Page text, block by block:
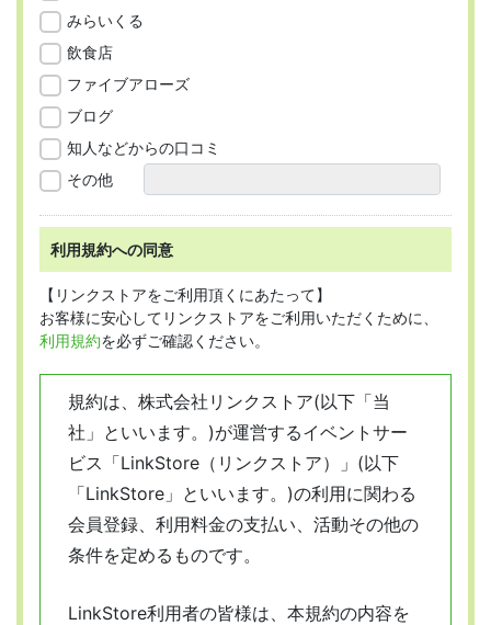
みらいくる
飲食店
ファイブアローズ
ブログ
知人などからの口コミ
その他
利用規約への同意
【リンクストアをご利用頂くにあたって】
お客様に安心してリンクストアをご利用いただくために、
利用規約を必ずご確認ください。
規約は、株式会社リンクストア(以下「当
社」といいます。)が運営するイベントサー
ビス「LinkStore（リンクストア）」(以下
「LinkStore」といいます。)の利用に関わる
会員登録、利用料金の支払い、活動その他の
条件を定めるものです。
LinkStore利用者の皆様は、本規約の内容を